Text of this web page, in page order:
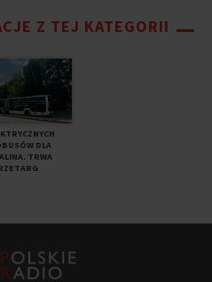
Z TEJ KATEGORII
DLA
TRWA